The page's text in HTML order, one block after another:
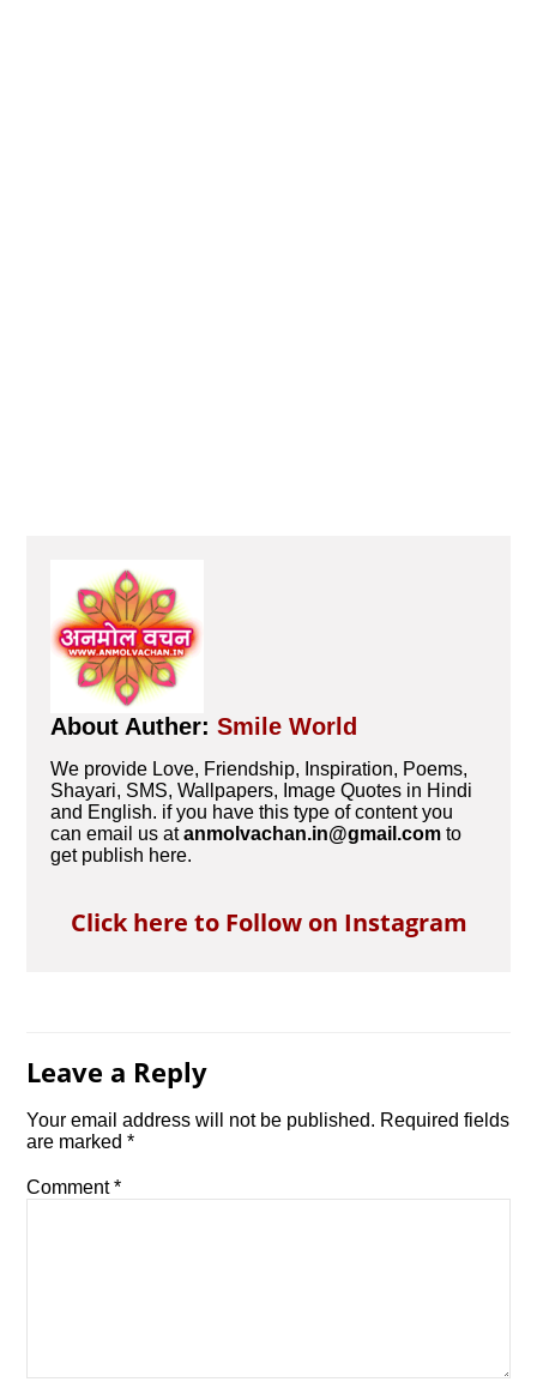
About Auther:Smile World
We provide Love, Friendship, Inspiration, Poems,
Shayari, SMS, Wallpapers, Image Quotes in Hindi
and English. if you have this type of content you
can email us atanmolvachan.in@gmail.com to
get publish here.
Click here to Follow on Instagram
Leave a Reply
Your email address will not be published. Required fields
are marked*
Comment*